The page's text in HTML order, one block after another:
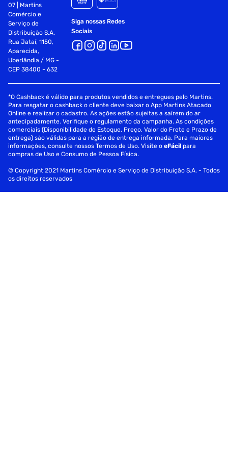
07 | Martins
Comércio e
Serviço de
Distribuição S.A.
Rua Jataí, 1150,
Aparecida,
Uberlândia / MG -
CEP 38400 - 632
Siga nossas Redes
Sociais
*O Cashback é válido para produtos vendidos e entregues pelo Martins.
Para resgatar o cashback o cliente deve baixar o App Martins Atacado
Online e realizar o cadastro. As ações estão sujeitas a saírem do ar
antecipadamente. Verifique o regulamento da campanha. As condições
comerciais (Disponibilidade de Estoque, Preço, Valor do Frete e Prazo de
entrega) são válidas para a região de entrega informada. Para maiores
informações, consulte nossos Termos de Uso. Visite oeFácil para
compras de Uso e Consumo de Pessoa Física.
© Copyright 2021 Martins Comércio e Serviço de Distribuição S.A. - Todos
os direitos reservados